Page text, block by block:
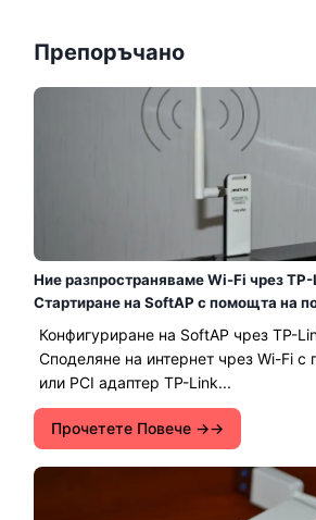
Препоръчано
Ние разпространяваме Wi-Fi чрез
Стартиране на SoftAP с помощта на
Конфигуриране на SoftAP чрез TP-
Споделяне на интернет чрез Wi-Fi с
или PCI адаптер TP-Link...
Прочетете Повече →